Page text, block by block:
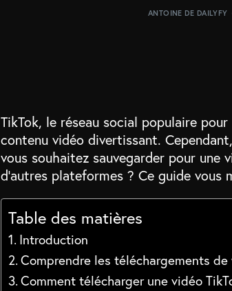
ANTOINE DE DAILYFY
TikTok, le réseau social populaire
contenu vidéo divertissant.
vous souhaitez sauvegarder pour
d’autres plateformes ? Ce guide vous
Table des matières
Introduction
Comprendre les téléchargements de
Comment télécharger une vidéo